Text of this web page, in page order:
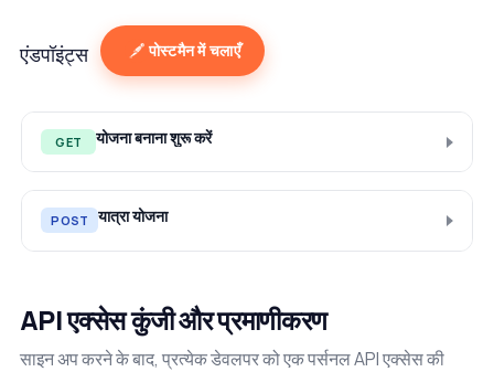
एंडपॉइंट्स पोस्टमैन में चलाएँ
GET योजना बनाना शुरू करें
POST यात्रा योजना
API एक्सेस कुंजी और प्रमाणीकरण
साइन अप करने के बाद, प्रत्येक डेवलपर को एक पर्सनल API एक्सेस की